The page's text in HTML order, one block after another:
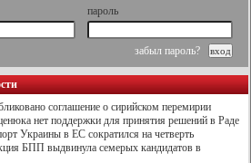
пароль
забыл пароль?
соглашение о сирийском перемирии
нет поддержки для принятия решений в Раде
Украины в ЕС сократился на четверть
БПП выдвинула семерых кандидатов в